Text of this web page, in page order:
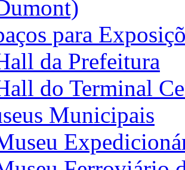
para
da Prefeitura
do Terminal
Municipais